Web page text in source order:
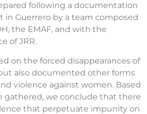
following a documentation
in Guerrero by a team composed
the EMAF, and with the
of JRR.
on the forced disappearances of
also documented other forms
violence against women. Based
gathered, we conclude that there
that perpetuate impunity on